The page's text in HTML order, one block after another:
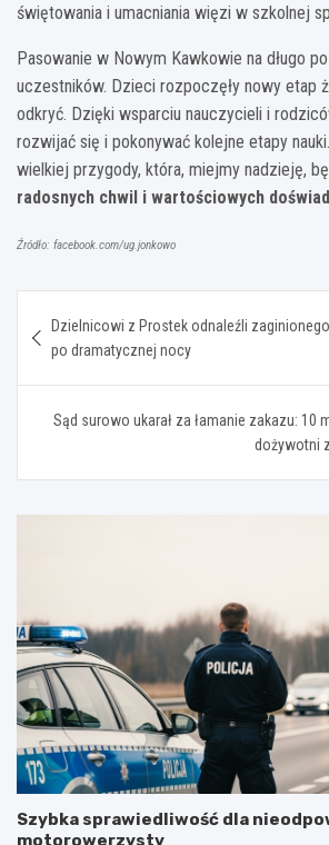
świętowania i umacniania więzi w szkolnej
Pasowanie w Nowym Kawkowie na długo
uczestników. Dzieci rozpoczęły nowy etap
odkryć. Dzięki wsparciu nauczycieli i
rozwijać się i pokonywać kolejne etapy
wielkiej przygody, która, miejmy nadzieję,
radosnych chwil i wartościowych
Źródło: facebook.com/ug.jonkowo
wpisu
Dzielnicowi z Prostek odnaleźli
po dramatycznej nocy
Sąd surowo ukarał za łamanie zakazu: 10
dożywotni
Szybka sprawiedliwość dla
motorowerzysty